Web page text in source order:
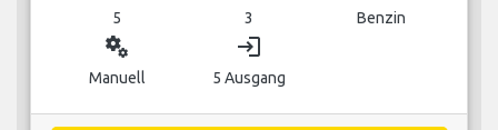
5 3 Benzin
miscellaneous_services
Manuell
login
5 Ausgang